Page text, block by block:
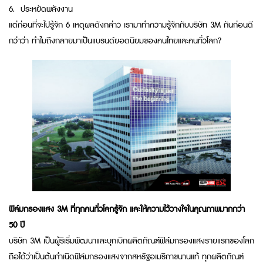
6. ประหยัดพลังงาน
แต่ก่อนที่จะไปรู้จัก 6 เหตุผลดังกล่าว เรามาทำความรู้จักกับบริษัท 3M กันก่อนดี
กว่าว่า ทำไมถึงกลายมาเป็นแบรนด์ยอดนิยมของคนไทยและคนทั่วโลก?
ฟิล์มกรองแสง 3M ที่ทุกคนทั่วโลกรู้จัก และให้ความไว้วางใจในคุณภาพมากกว่า
50 ปี
บริษัท 3M เป็นผู้ริเริ่มพัฒนาและบุกเบิกผลิตภัณฑ์ฟิล์มกรองแสงรายแรกของโลก
ถือได้ว่าเป็นต้นกำเนิดฟิล์มกรองแสงจากสหรัฐอเมริกาขนานแท้ ทุกผลิตภัณฑ์